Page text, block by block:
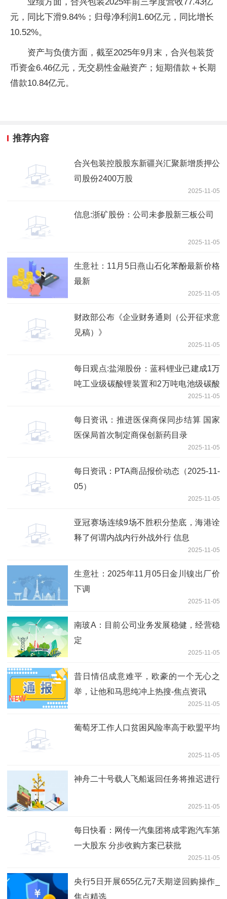
元，同比下滑9.84%；归母净利润1.60亿元，同比增长
10.52%。
资产与负债方面，截至2025年9月末，合兴包装货
币资金6.46亿元，无交易性金融资产；短期借款＋长期
借款10.84亿元。
推荐内容
合兴包装控股股东新疆兴汇聚新增质押公
司股份2400万股
2025-11-05
信息:浙矿股份：公司未参股新三板公司
2025-11-05
生意社：11月5日燕山石化苯酚最新价格
最新
2025-11-05
财政部公布《企业财务通则（公开征求意
见稿）》
2025-11-05
每日观点:盐湖股份：蓝科锂业已建成1万
吨工业级碳酸锂装置和2万吨电池级碳酸
锂装置，近年通过技术提升及改造，产量
合计约4万吨
2025-11-05
每日资讯：推进医保商保同步结算 国家
医保局首次制定商保创新药目录
2025-11-05
每日资讯：PTA商品报价动态（2025-11-
05）
2025-11-05
亚冠赛场连续9场不胜积分垫底，海港诠
释了何谓内战内行外战外行 信息
2025-11-05
生意社：2025年11月05日金川镍出厂价
下调
2025-11-05
南玻A：目前公司业务发展稳健，经营稳
定
2025-11-05
昔日情侣成意难平，欧豪的一个无心之
举，让他和马思纯冲上热搜-焦点资讯
2025-11-05
葡萄牙工作人口贫困风险率高于欧盟平均
2025-11-05
神舟二十号载人飞船返回任务将推迟进行
2025-11-05
每日快看：网传一汽集团将成零跑汽车第
一大股东 分步收购方案已获批
2025-11-05
央行5日开展655亿元7天期逆回购操作_
焦点精选